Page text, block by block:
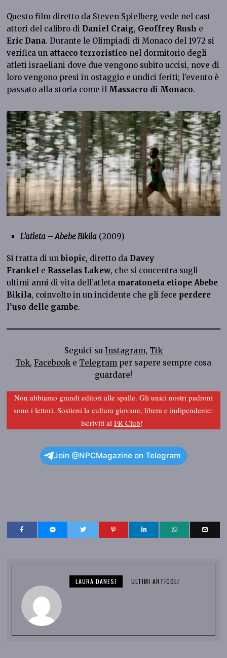
Questo film diretto da Steven Spielberg vede nel cast
attori del calibro di Daniel Craig, Geoffrey Rush e
Eric Dana. Durante le Olimpiadi di Monaco del 1972 si
verifica un attacco terroristico nel dormitorio degli
atleti israeliani dove due vengono subito uccisi, nove di
loro vengono presi in ostaggio e undici feriti; l’evento è
passato alla storia come il Massacro di Monaco.
L’atleta – Abebe Bikila(2009)
Si tratta di unbiopic, diretto da Davey
Frankel e Rasselas Lakew, che si concentra sugli
ultimi anni di vita dell’atleta maratoneta etiope Abebe
Bikila, coinvolto in un incidente che gli fece perdere
l’uso delle gambe.
Seguici su Instagram, Tik
Tok,Facebook e Telegram per sapere sempre cosa
guardare!
Non abbiamo grandi editori alle spalle. Gli unici nostri padroni
sono i lettori. Sostieni la cultura giovane, libera e indipendente:
iscriviti alFR Club!
Join @NPCMagazine on Telegram
LAURA DANESI ULTIMI ARTICOLI